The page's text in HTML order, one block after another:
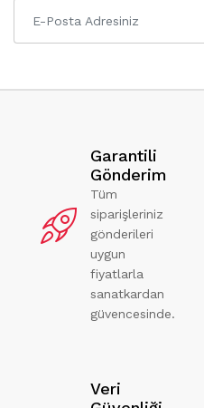
Garantili
Gönderim
Tüm
siparişleriniz
gönderileri
uygun
fiyatlarla
sanatkardan
güvencesinde.
Veri